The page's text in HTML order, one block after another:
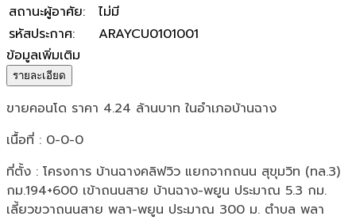
สถานะผู้อาศัย:
ไม่มี
รหัสประกาศ:
ARAYCU0101001
ข้อมูลเพิ่มเติม
รายละเอียด
ขายคอนโด ราคา 4.24 ล้านบาท ในอำเภอบ้านฉาง
เนื้อที่ : 0-0-0
ที่ตั้ง : โครงการ บ้านฉางคลิฟวิว แยกจากถนน สุขุมวิท (ทล.3)
กม.194+600 เข้าถนนสาย บ้านฉาง-พยูน ประมาณ 5.3 กม.
เลี้ยวขวาถนนสาย พลา-พยูน ประมาณ 300 ม. ตำบล พลา